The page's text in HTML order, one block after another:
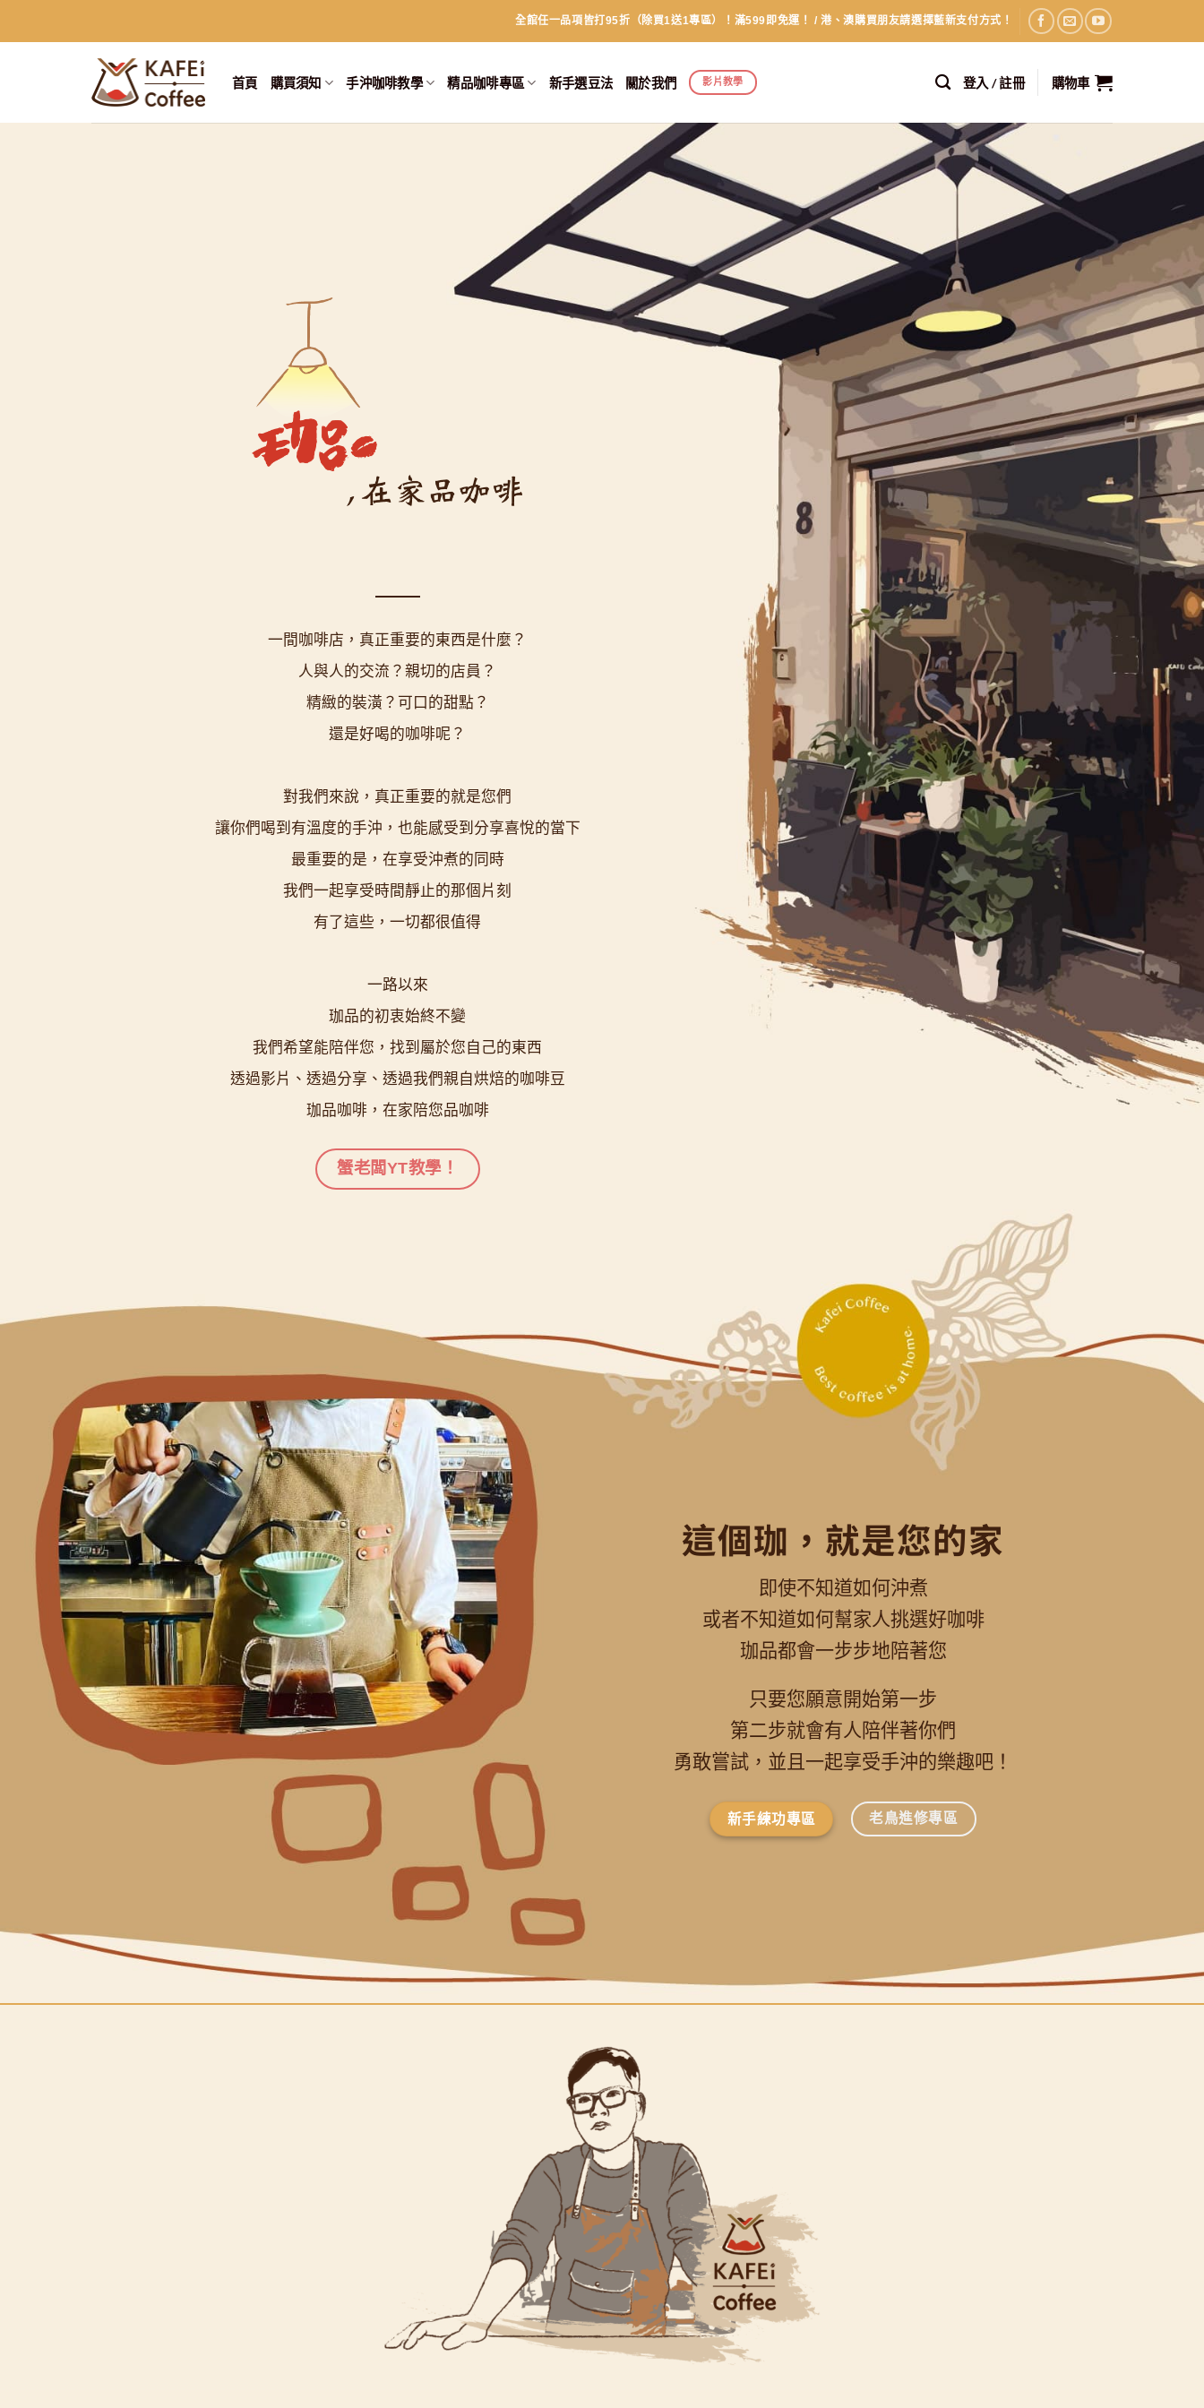
全館任一品項皆打95折（除買1送1專區）！滿599即免運！ / 港、澳購買朋友請選擇藍新支付方式！
首頁 購買須知 手沖咖啡教學 精品咖啡專區 新手選豆法 關於我們 影片教學 登入 / 註冊 購物車
一間咖啡店，真正重要的東西是什麼？
人與人的交流？親切的店員？
精緻的裝潢？可口的甜點？
還是好喝的咖啡呢？
對我們來說，真正重要的就是您們
讓你們喝到有溫度的手沖，也能感受到分享喜悅的當下
最重要的是，在享受沖煮的同時
我們一起享受時間靜止的那個片刻
有了這些，一切都很值得
一路以來
珈品的初衷始終不變
我們希望能陪伴您，找到屬於您自己的東西
透過影片、透過分享、透過我們親自烘焙的咖啡豆
珈品咖啡，在家陪您品咖啡
蟹老闆YT教學！
這個珈，就是您的家
即使不知道如何沖煮
或者不知道如何幫家人挑選好咖啡
珈品都會一步步地陪著您
只要您願意開始第一步
第二步就會有人陪伴著你們
勇敢嘗試，並且一起享受手沖的樂趣吧！
新手練功專區 老鳥進修專區